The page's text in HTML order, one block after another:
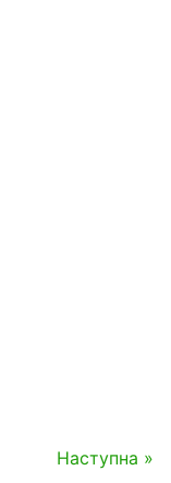
Наступна »